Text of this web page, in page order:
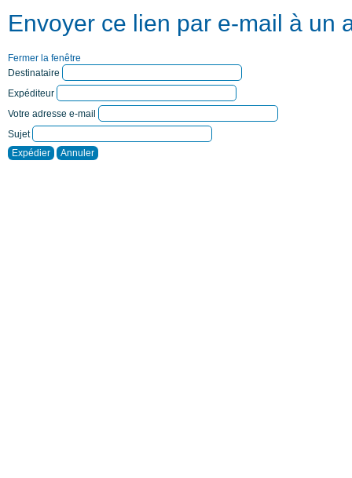
Envoyer ce lien par e-mail à un
Fermer la fenêtre
Destinataire
Expéditeur
Votre adresse e-mail
Sujet
Expédier
Annuler